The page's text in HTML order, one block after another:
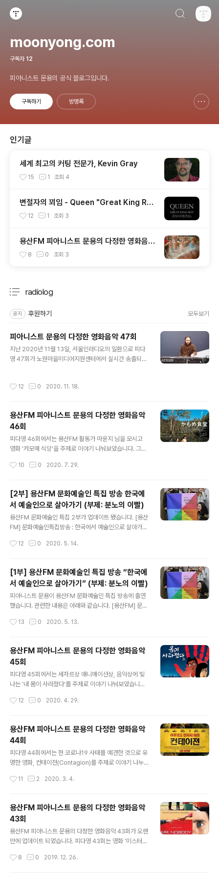
moonyong.com
구독자 12
피아니스트 문용의 공식 블로그입니다.
구독하기 방명록
인기글
세계 최고의 커팅 전문가, Kevin Gray
15 1 조회 4
변절자의 꾀임 - Queen "Great King Ra
t" from the album 'Queen'(1973)
12 1 조회 3
용산FM 피아니스트 문용의 다정한 영화음악
4회
8 0 조회 3
radiolog
공지 후원하기 모두보기
피아니스트 문용의 다정한 영화음악 47회
지난 2020년 11월 13일, 서울인라디오의 일환으로 피다
영 47회가 노원마을미디어지원센터에서 실시간 송출되었
정한 영화음악 47회를 들어보시기 바랍니다. 댓글과 좋아
사이드웨이 [용산FM] 피아니스트 문용의 다정한 영화음악
47회 - 사이드웨이 [용산FM] 진행: 문용 / 게스트: 만게T
Ara / 기술: 노원마을미디어지원센터 채우석 주임 *영화 :
사이드웨이 (Side way , 2004) - ◇ 한줄거리 : 와인 w
12 0 2020. 11. 18.
용산FM 피아니스트 문용의 다정한 영화음악
46회
피다영 46회에서는 용산FM 활동가 마윤지 님을 모시고
영화 '카모메 식당'을 주제로 이야기 나눠보았습니다. 그럼,
보시기 바랍니다. 댓글과 좋아요는 커다란 힘이 됩니다 :)
용의 다정한 영화음악 46회 - 카모메 식당 [용산FM] 피아
니스트 문용의 다정한 영화음악 46회 - 카모메 식당 [용산
FM] * 진행: 문용 / 게스트: 만게TAra, 마윤지 / 기술: 문용
◈영화 : 카모메 식당 (Kamome Dinner , 2006) - ◇
한줄거리 : 일본인이 핀란드에서 www.podty.me www.
7-28 피아니스트 ..
10 0 2020. 7. 29.
[2부] 용산FM 문화예술인 특집 방송 한국에
서 예술인으로 살아가기 (부제: 분노의 이빨)
용산FM 문화예술인 특집 2부가 업데이트 됐습니다. [용산
FM] 문화예술인특집방송 : 한국에서 예술인으로 살아가기
용, 윤지, 언희, 오성 / 기술 : 혜원 / 편집 : 윤지 2020 문화
자들과 함께, 한국에서 예술인으로 살아가는 이야기 들어
봅니다. 방송듣기 : http://www.podbbang.com/ch/7
604?e=23529074
12 0 2020. 5. 14.
[1부] 용산FM 문화예술인 특집 방송 “한국에
서 예술인으로 살아가기” (부제: 분노의 이빨)
피아니스트 문용이 용산FM 문화예술인 특집 방송에 출연
했습니다. 관련한 내용은 아래와 같습니다. [용산FM] 문화
- 분노의 이빨) *진행 : 만게(초영) / 게스트 : 문용, 윤지, 언
예술인 특집 방송 ! 도시의 방랑자들과 함께, 한국에서 예술
인으로 살아가는 이야기 들어봅니다 2부는 내일 공개~ 뚜
루루~~ 방송듣기 : http://www.podbbang.com/ch/7
604?e=23527886
13 0 2020. 5. 13.
용산FM 피아니스트 문용의 다정한 영화음악
45회
피다영 45회에서는 세자르상 애니메이션상, 음악상에 빛
나는 '내 몸이 사라졌다'를 주제로 이야기 나눠보았습니다.
를 들어보시기 바랍니다. 댓글과 좋아요는 커다란 힘이 됩
스트 문용의 다정한 영화음악 45회 - 내 몸이 사라졌다
[용산FM] 피아니스트 문용의 다정한 영화음악 45회 - 내
몸이 사라졌다 [용산FM] * 진행: 문용 / 게스트: 만게TAra
/ 기술: 문용 ◈영화 : 내 몸이 사라졌다 ( I Lost My Bod
y, 2019) - ◇ 한줄거리 : 내 손이 나를 찾아� www.po
23495602 20..
12 0 2020. 4. 29.
용산FM 피아니스트 문용의 다정한 영화음악
44회
피다영 44회에서는 현 코로나19 사태를 예견한 것으로 유
명한 영화, 컨테이젼(Contagion)를 주제로 이야기 나누
악 44회를 들어보시기 바랍니다. 댓글과 좋아요는 커다란
피아니스트 문용의 다정한 영화음악 44회 - 컨테이젼 [용
산FM] 피아니스트 문용의 다정한 영화음악 44회 - 컨테
이젼 [용산FM] * 진행: 문용 / 게스트: 만게TAra / 기술:
문용 피다영 44회에서는 현 코로나19 사태를 예견한 것으
로 유명한 영화, 컨테이젼(Contagion)를 � www.podt
4?e=23410298 용산F..
11 2 2020. 3. 4.
용산FM 피아니스트 문용의 다정한 영화음악
43회
용산FM 피아니스트 문용의 다정한 영화음악 43회가 오랜
만에 업데이트 되었습니다. 피다영 43회는 영화 '미스터
다. 그럼 용산FM 피아니스트 문용의 다정한 영화음악 43
8 0 2019. 12. 26.